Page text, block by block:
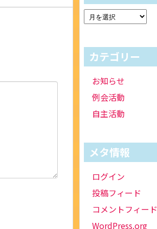
カテゴリー
お知らせ
例会活動
自主活動
メタ情報
ログイン
投稿フィード
コメントフィード
WordPress.org